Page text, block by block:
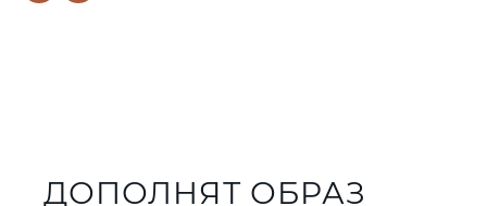
ДОПОЛНЯТ ОБРАЗ